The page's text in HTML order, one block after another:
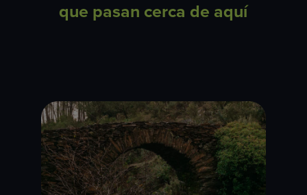
que pasan cerca de aquí